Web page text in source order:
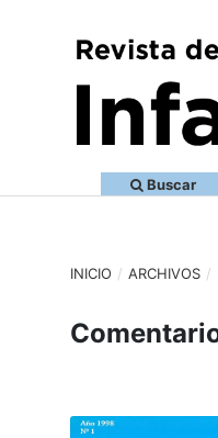
Buscar
INICIO / ARCHIVOS /